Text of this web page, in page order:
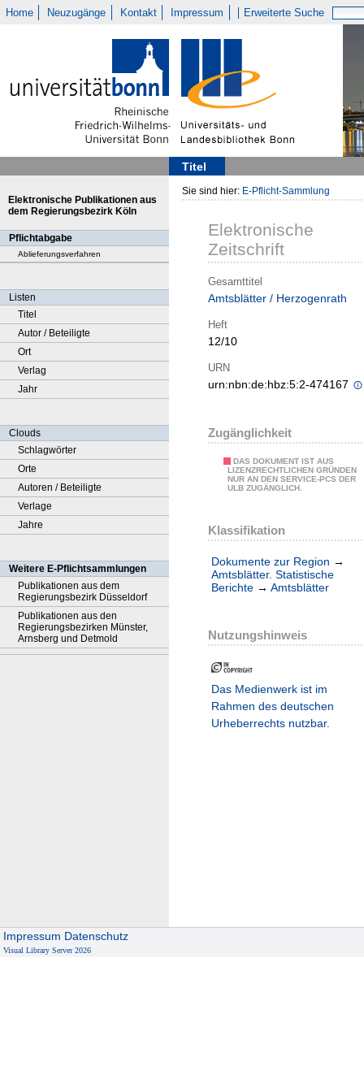
Home Neuzugänge Kontakt Impressum Erweiterte Suche
Titel
Elektronische Publikationen aus
dem Regierungsbezirk Köln
Pflichtabgabe
Ablieferungsverfahren
Listen
Titel
Autor / Beteiligte
Ort
Verlag
Jahr
Clouds
Schlagwörter
Orte
Autoren / Beteiligte
Verlage
Jahre
Weitere E-Pflichtsammlungen
Publikationen aus dem
Regierungsbezirk Düsseldorf
Publikationen aus den
Regierungsbezirken Münster,
Arnsberg und Detmold
Sie sind hier: E-Pflicht-Sammlung
Elektronische
Zeitschrift
Gesamttitel
Amtsblätter / Herzogenrath
Heft
12/10
URN
urn:nbn:de:hbz:5:2-474167
Zugänglichkeit
DAS DOKUMENT IST AUS
LIZENZRECHTLICHEN GRÜNDEN
NUR AN DEN SERVICE-PCS DER
ULB ZUGÄNGLICH.
Klassifikation
Dokumente zur Region →
Amtsblätter. Statistische
Berichte → Amtsblätter
Nutzungshinweis
Das Medienwerk ist im
Rahmen des deutschen
Urheberrechts nutzbar.
Impressum Datenschutz
Visual Library Server 2026